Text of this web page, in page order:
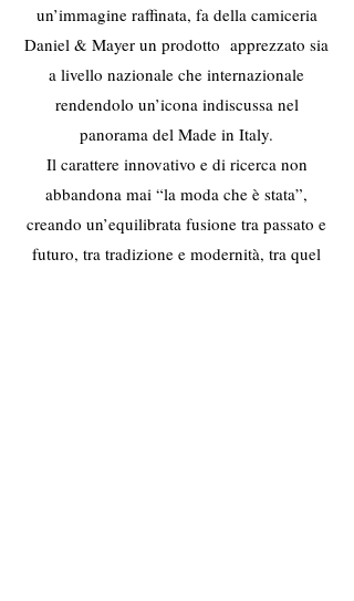
un’immagine raffinata, fa della camiceria
Daniel & Mayer un prodotto apprezzato sia
a livello nazionale che internazionale
rendendolo un’icona indiscussa nel
panorama del Made in Italy.
Il carattere innovativo e di ricerca non
abbandona mai “la moda che è stata”,
creando un’equilibrata fusione tra passato e
futuro, tra tradizione e modernità, tra quel